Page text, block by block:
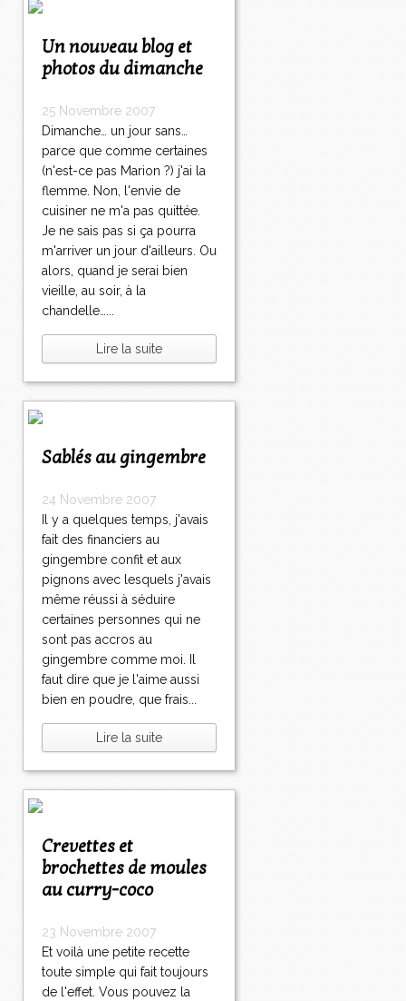
Un nouveau blog et
photos du dimanche
25 Novembre 2007
Dimanche… un jour sans…
parce que comme certaines
(n'est-ce pas Marion ?) j'ai la
flemme. Non, l'envie de
cuisiner ne m'a pas quittée.
Je ne sais pas si ça pourra
m'arriver un jour d'ailleurs. Ou
alors, quand je serai bien
vieille, au soir, à la
chandelle…...
Lire la suite
Sablés au gingembre
24 Novembre 2007
Il y a quelques temps, j'avais
fait des financiers au
gingembre confit et aux
pignons avec lesquels j'avais
même réussi à séduire
certaines personnes qui ne
sont pas accros au
gingembre comme moi. Il
faut dire que je l'aime aussi
bien en poudre, que frais...
Lire la suite
Crevettes et
brochettes de moules
au curry-coco
23 Novembre 2007
Et voilà une petite recette
toute simple qui fait toujours
de l'effet. Vous pouvez la